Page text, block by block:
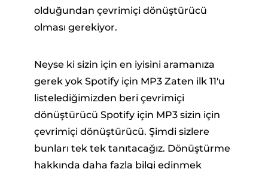
olduğundan çevrimiçi dönüştürücü
olması gerekiyor.
Neyse ki sizin için en iyisini aramanıza
gerek yok Spotify için MP3 Zaten ilk 11'u
listelediğimizden beri çevrimiçi
dönüştürücü Spotify için MP3 sizin için
çevrimiçi dönüştürücü. Şimdi sizlere
bunları tek tek tanıtacağız. Dönüştürme
hakkında daha fazla bilgi edinmek